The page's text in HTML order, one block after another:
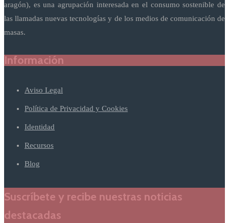
aragón), es una agrupación interesada en el consumo sostenible de
las llamadas nuevas tecnologías y de los medios de comunicación de
masas.
Información
Aviso Legal
Política de Privacidad y Cookies
Identidad
Recursos
Blog
Suscríbete y recibe nuestras noticias
destacadas